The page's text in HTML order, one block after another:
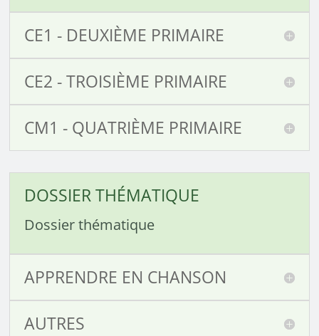
CE1 - DEUXIÈME PRIMAIRE
CE2 - TROISIÈME PRIMAIRE
CM1 - QUATRIÈME PRIMAIRE
DOSSIER THÉMATIQUE
Dossier thématique
APPRENDRE EN CHANSON
AUTRES